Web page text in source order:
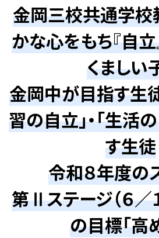
金岡三校共通学校
かな心をもち『自
くましい
金岡中が目指す生
習の自立」・「生活
す生徒
令和８年度の
第Ⅱステージ（６／
の目標「高